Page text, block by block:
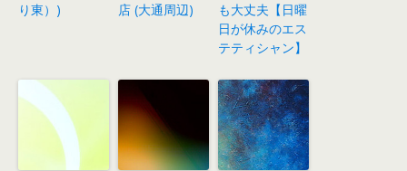
り東）)
店 (大通周辺)
も大丈夫【日曜
日が休みのエス
テティシャン】